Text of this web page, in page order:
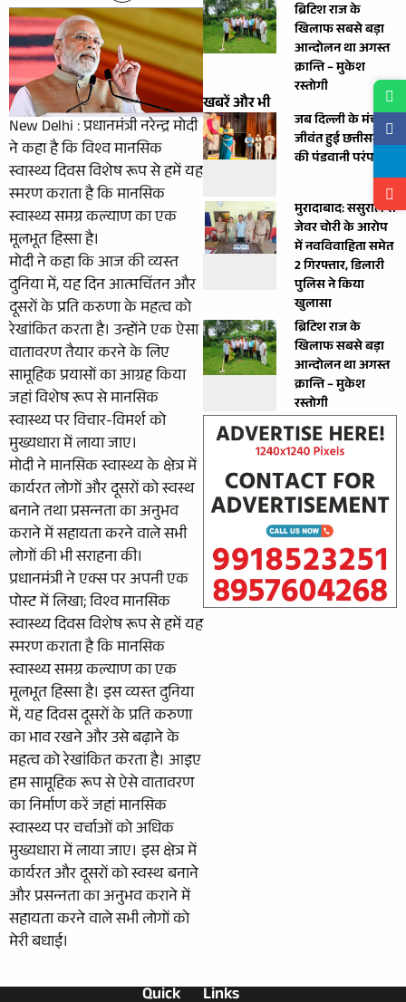
New Delhi : प्रधानमंत्री नरेन्द्र मोदी
ने कहा है कि विश्व मानसिक
स्वास्थ्य दिवस विशेष रूप से हमें यह
स्‍मरण कराता है कि मानसिक
स्वास्थ्य समग्र कल्याण का एक
मूलभूत हिस्सा है।
मोदी ने कहा कि आज की व्‍यस्‍त
दुनिया में, यह दिन आत्मचिंतन और
दूसरों के प्रति करुणा के महत्व को
रेखांकित करता है। उन्होंने एक ऐसा
वातावरण तैयार करने के लिए
सामूहिक प्रयासों का आग्रह किया
जहां विशेष रूप से मानसिक
स्वास्थ्य पर विचार-विमर्श को
मुख्यधारा में लाया जाए।
मोदी ने मानसिक स्वास्थ्य के क्षेत्र में
कार्यरत लोगों और दूसरों को स्वस्थ
बनाने तथा प्रसन्‍नता का अनुभव
कराने में सहायता करने वाले सभी
लोगों की भी सराहना की।
प्रधानमंत्री ने एक्स पर अपनी एक
पोस्‍ट में लिखा; विश्व मानसिक
स्वास्थ्य दिवस विशेष रूप से हमें यह
स्‍मरण कराता है कि मानसिक
स्वास्थ्य समग्र कल्याण का एक
मूलभूत हिस्सा है। इस व्‍यस्‍त दुनिया
में, यह दिवस दूसरों के प्रति करुणा
का भाव रखने और उसे बढ़ाने के
महत्व को रेखांकित करता है। आइए
हम सामूहिक रूप से ऐसे वातावरण
का निर्माण करें जहां मानसिक
स्वास्थ्य पर चर्चाओं को अधिक
मुख्यधारा में लाया जाए। इस क्षेत्र में
कार्यरत और दूसरों को स्वस्थ बनाने
और प्रसन्‍नता का अनुभव कराने में
सहायता करने वाले सभी लोगों को
मेरी बधाई।
ब्रिटिश राज के
खिलाफ सबसे बड़ा
आन्दोलन था अगस्त
क्रान्ति – मुकेश
रस्तोगी
खबरें और भी
जब दिल्ली के मंच पर
जीवंत हुई छत्तीसगढ़
की पंडवानी परंपरा
मुरादाबाद: ससुराल से
जेवर चोरी के आरोप
में नवविवाहिता समेत
2 गिरफ्तार, डिलारी
पुलिस ने किया
खुलासा
ब्रिटिश राज के
खिलाफ सबसे बड़ा
आन्दोलन था अगस्त
क्रान्ति – मुकेश
रस्तोगी
Links
Quick